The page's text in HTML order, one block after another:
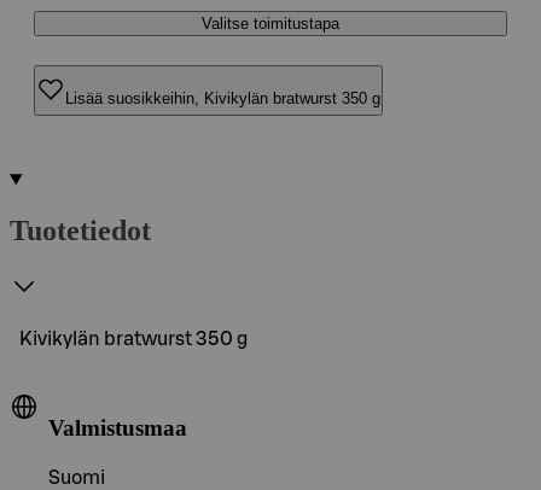
Valitse toimitustapa
Lisää suosikkeihin, Kivikylän bratwurst 350 g
Tuotetiedot
Kivikylän bratwurst 350 g
Valmistusmaa
Suomi